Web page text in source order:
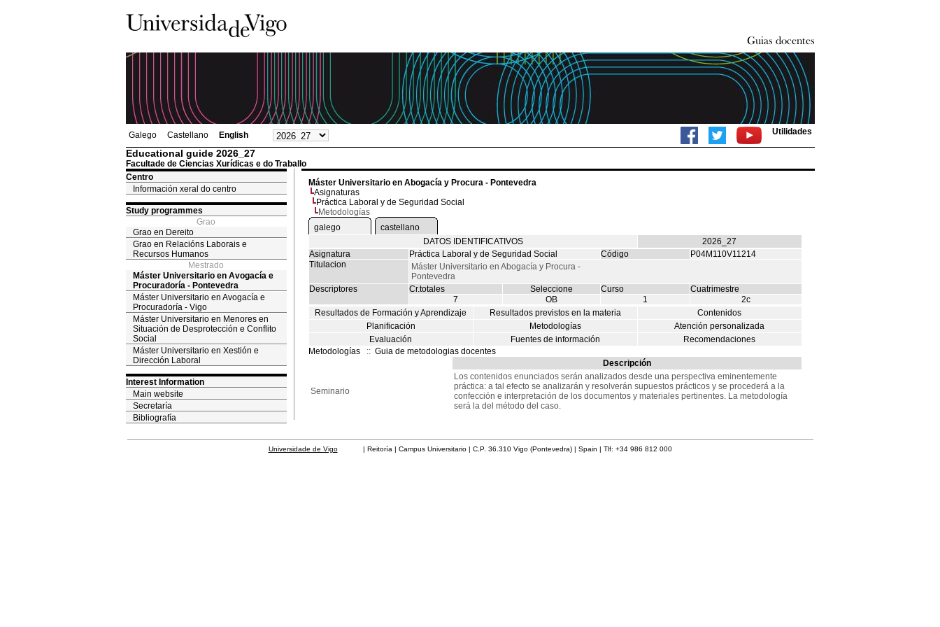
Galego Castellano English Utilidades
Educational guide 2026_27
Facultade de Ciencias Xurídicas e do Traballo
Centro
Información xeral do centro
Study programmes
Grao
Grao en Dereito
Grao en Relacións Laborais e
Recursos Humanos
Mestrado
Máster Universitario en Avogacía e
Procuradoría - Pontevedra
Máster Universitario en Avogacía e
Procuradoría - Vigo
Máster Universitario en Menores en
Situación de Desprotección e Conflito
Social
Máster Universitario en Xestión e
Dirección Laboral
Interest Information
Main website
Secretaría
Bibliografía
Máster Universitario en Abogacía y Procura - Pontevedra
Asignaturas
Práctica Laboral y de Seguridad Social
Metodologías
galego
castellano
DATOS IDENTIFICATIVOS
2026_27
Asignatura
Práctica Laboral y de Seguridad Social Código
P04M110V11214
Titulacion
Máster Universitario en Abogacía y Procura -
Pontevedra
Descriptores
Cr.totales Seleccione Curso
Cuatrimestre
7
OB 1
2c
Resultados de Formación y Aprendizaje
Resultados previstos en la materia
Contenidos
Planificación
Metodologías
Atención personalizada
Evaluación
Fuentes de información
Recomendaciones
Metodologías
:: Guia de metodologias docentes
Descripción
Seminario
Los contenidos enunciados serán analizados desde una perspectiva eminentemente
práctica: a tal efecto se analizarán y resolverán supuestos prácticos y se procederá a la
confección e interpretación de los documentos y materiales pertinentes. La metodología
será la del método del caso.
Universidade de Vigo| Reitoría | Campus Universitario | C.P. 36.310 Vigo (Pontevedra) | Spain | Tlf: +34 986 812 000